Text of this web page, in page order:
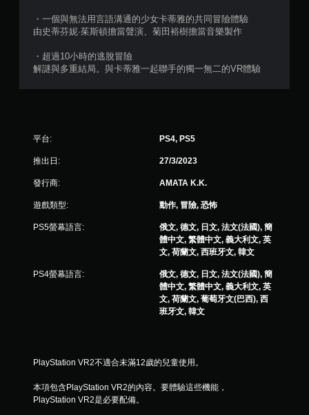
・一個與無法用言語溝通的少女卡蒂雅的共同冒險體驗
由史蒂芬妮·茱斯頓擔當聲演、菊田裕樹擔當音樂製作
・超過10小時的逃脫冒險
解謎與多重結局。與卡蒂雅一起聯手的獨一無二的VR體驗
平台: PS4, PS5
推出日: 27/3/2023
發行商: AMATA K.K.
遊戲類型: 動作, 冒險, 恐怖
PS5螢幕語言:
俄文, 德文, 日文, 法文(法國), 簡
體中文, 繁體中文, 義大利文, 英
文, 荷蘭文, 西班牙文, 韓文
PS4螢幕語言:
俄文, 德文, 日文, 法文(法國), 簡
體中文, 繁體中文, 義大利文, 英
文, 荷蘭文, 葡萄牙文(巴西), 西
班牙文, 韓文
PlayStation VR2不適合未滿12歲的兒童使用。
本項包含PlayStation VR2的內容。要體驗這些機能，
PlayStation VR2是必要配備。